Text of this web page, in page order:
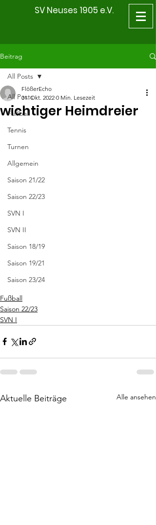
SV Neuses 1905 e.V.
Beitrag
All Posts
Fußball
Tennis
Turnen
Allgemein
Saison 21/22
Saison 22/23
SVN I
SVN II
Saison 18/19
Saison 19/21
Saison 23/24
All Posts
wichtiger Heimdreier
FlößerEcho
31. Okt. 2022 0 Min. Lesezeit
Fußball
Saison 22/23
SVN I
Aktuelle Beiträge Alle ansehen